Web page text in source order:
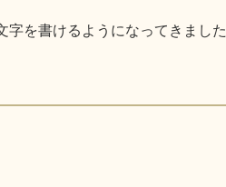
字を書けるようになってきました